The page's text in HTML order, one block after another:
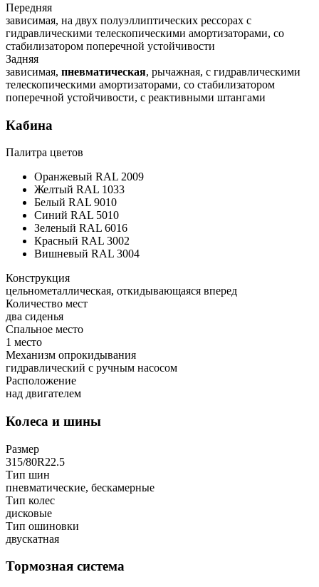
Передняя
зависимая, на двух полуэллиптических рессорах с
гидравлическими телескопическими амортизаторами, со
стабилизатором поперечной устойчивости
Задняя
зависимая, пневматическая, рычажная, с гидравлическими
телескопическими амортизаторами, со стабилизатором
поперечной устойчивости, с реактивными штангами
Кабина
Палитра цветов
Оранжевый RAL 2009
Желтый RAL 1033
Белый RAL 9010
Синий RAL 5010
Зеленый RAL 6016
Красный RAL 3002
Вишневый RAL 3004
Конструкция
цельнометаллическая, откидывающаяся вперед
Количество мест
два сиденья
Спальное место
1 место
Механизм опрокидывания
гидравлический с ручным насосом
Расположение
над двигателем
Колеса и шины
Размер
315/80R22.5
Тип шин
пневматические, бескамерные
Тип колес
дисковые
Тип ошиновки
двускатная
Тормозная система